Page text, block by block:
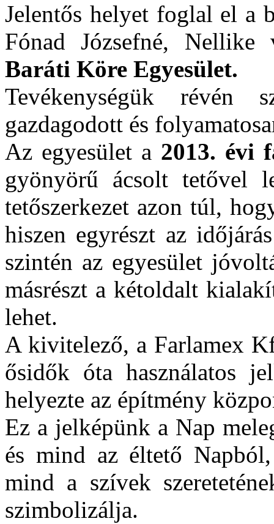
Jelentős helyet foglal el a
Fónad Józsefné, Nellike
Baráti Köre Egyesület.
Tevékenységük révén
gazdagodott és
Az egyesület a 2013. évi
gyönyörű ácsolt tetővel
tetőszerkezet azon túl,
hiszen egyrészt az
szintén az egyesület
másrészt a kétoldalt
lehet.
A kivitelező, a Farlamex
ősidők óta használatos
helyezte az építmény
Ez a jelképünk a Nap
és mind az éltető
mind a szívek
szimbolizálja.